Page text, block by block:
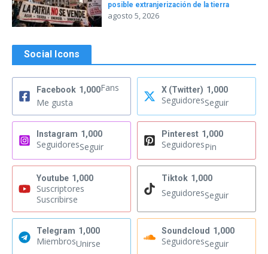
posible extranjerización de la tierra
agosto 5, 2026
Social Icons
Facebook 1,000Fans
Me gusta
X (Twitter) 1,000
SeguidoresSeguir
Instagram 1,000
SeguidoresSeguir
Pinterest 1,000
SeguidoresPin
Youtube 1,000
Suscriptores
Suscribirse
Tiktok 1,000
SeguidoresSeguir
Telegram 1,000
MiembrosUnirse
Soundcloud 1,000
SeguidoresSeguir